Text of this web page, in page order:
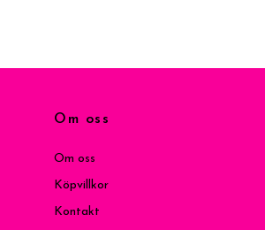
Om oss
Om oss
Köpvillkor
Kontakt